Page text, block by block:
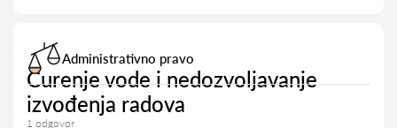
Administrativno pravo
Curenje vode i nedozvoljavanje
izvođenja radova
1 odgovor